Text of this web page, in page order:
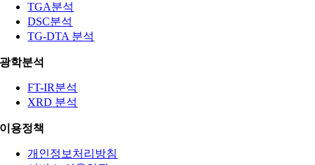
TGA분석
DSC분석
TG-DTA 분석
광학분석
FT-IR분석
XRD 분석
이용정책
개인정보처리방침